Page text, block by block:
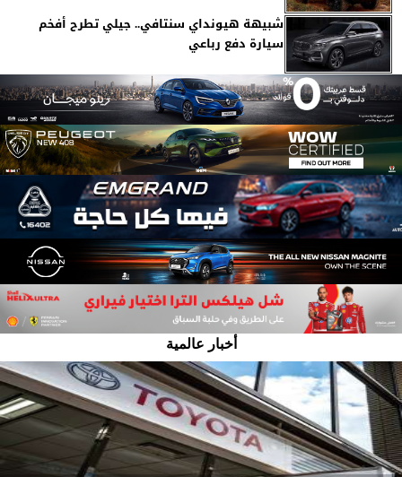
شبيهة هيونداي سنتافي.. جيلي تطرح أفخم
سيارة دفع رباعي
أخبار عالمية